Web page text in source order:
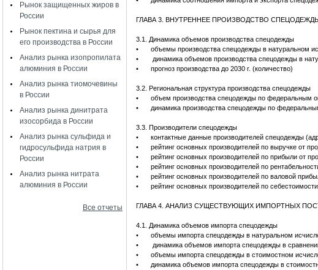
Рынок защищенных жиров в
России
Рынок пектина и сырья для
его производства в России
Анализ рынка изопропилата
алюминия в России
Анализ рынка тиомочевины
в России
Анализ рынка динитрата
изосорбида в России
Анализ рынка сульфида и
гидросульфида натрия в
России
Анализ рынка нитрата
алюминия в России
Все отчеты
ГЛАВА 3. ВНУТРЕННЕЕ ПРОИЗВОДСТВО
3.1. Динамика объемов производства спецодежды
•
объемы производства спецодежды в натуральном
•
динамика объемов производства спецодежды в
•
прогноз производства до 2030 г. (количество)
3.2. Региональная структура производства спецодежды
•
объем производства спецодежды по федеральным
•
динамика производства спецодежды по
3.3. Производители спецодежды
•
контактные данные производителей спецодежды
•
рейтинг основных производителей по выручке от
•
рейтинг основных производителей по прибыли от
•
рейтинг основных производителей по
•
рейтинг основных производителей по валовой
•
рейтинг основных производителей по
ГЛАВА 4. АНАЛИЗ СУЩЕСТВУЮЩИХ ИМПОРТНЫХ
4.1. Динамика объемов импорта спецодежды
•
объемы импорта спецодежды в натуральном
•
динамика объемов импорта спецодежды в
•
объемы импорта спецодежды в стоимостном
•
динамика объемов импорта спецодежды в